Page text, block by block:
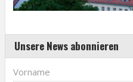
Unsere News abonnieren
Vorname